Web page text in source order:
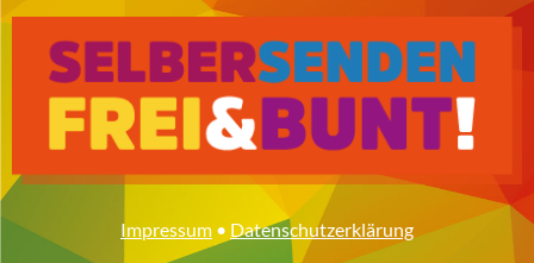
Impressum • Datenschutzerklärung